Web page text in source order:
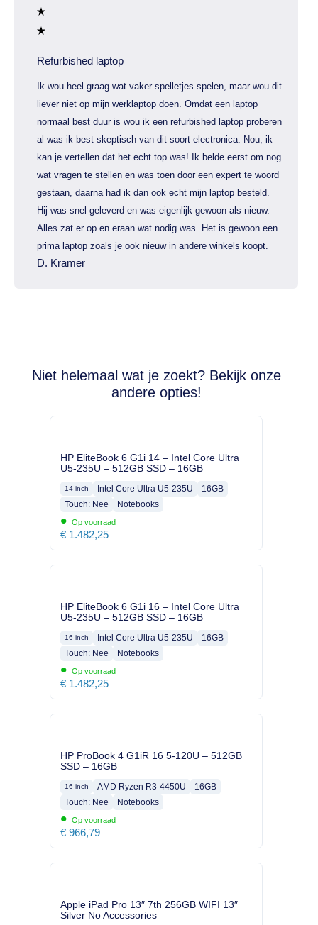
Refurbished laptop
Ik wou heel graag wat vaker spelletjes spelen, maar wou dit
liever niet op mijn werklaptop doen. Omdat een laptop
normaal best duur is wou ik een refurbished laptop proberen
al was ik best skeptisch van dit soort electronica. Nou, ik
kan je vertellen dat het echt top was! Ik belde eerst om nog
wat vragen te stellen en was toen door een expert te woord
gestaan, daarna had ik dan ook echt mijn laptop besteld.
Hij was snel geleverd en was eigenlijk gewoon als nieuw.
Alles zat er op en eraan wat nodig was. Het is gewoon een
prima laptop zoals je ook nieuw in andere winkels koopt.
D. Kramer
Niet helemaal wat je zoekt? Bekijk onze
andere opties!
HP EliteBook 6 G1i 14 – Intel Core Ultra
U5-235U – 512GB SSD – 16GB
14 inch Intel Core Ultra U5-235U
16GB
Touch: Nee
Notebooks
• Op voorraad
€ 1.482,25
HP EliteBook 6 G1i 16 – Intel Core Ultra
U5-235U – 512GB SSD – 16GB
16 inch Intel Core Ultra U5-235U
16GB
Touch: Nee
Notebooks
• Op voorraad
€ 1.482,25
HP ProBook 4 G1iR 16 5-120U – 512GB
SSD – 16GB
16 inch AMD Ryzen R3-4450U
16GB
Touch: Nee
Notebooks
• Op voorraad
€ 966,79
Apple iPad Pro 13″ 7th 256GB WIFI 13″
Silver No Accessories